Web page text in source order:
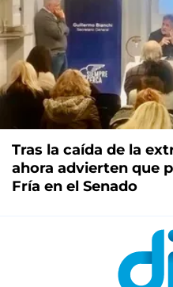
Tras la caída de la
ahora advierten que
Fría en el Senado